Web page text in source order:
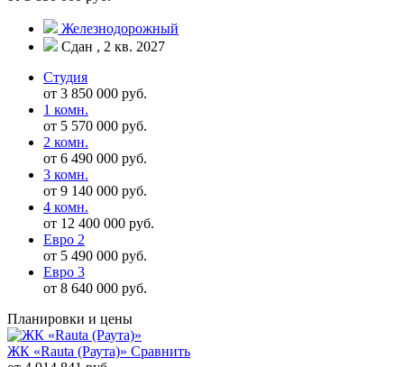
Железнодорожный
Сдан , 2 кв. 2027
Студия
от 3 850 000 руб.
1 комн.
от 5 570 000 руб.
2 комн.
от 6 490 000 руб.
3 комн.
от 9 140 000 руб.
4 комн.
от 12 400 000 руб.
Евро 2
от 5 490 000 руб.
Евро 3
от 8 640 000 руб.
Планировки и цены
ЖК «Rauta (Раута)» Сравнить